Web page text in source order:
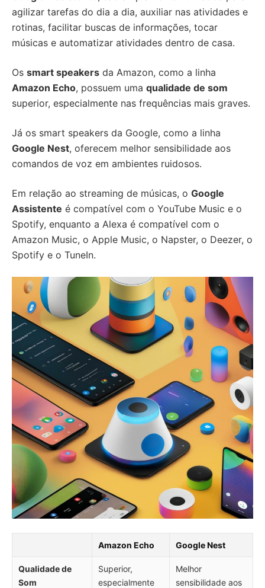
agilizar tarefas do dia a dia, auxiliar nas atividades e
rotinas, facilitar buscas de informações, tocar
músicas e automatizar atividades dentro de casa.
Os smart speakers da Amazon, como a linha
Amazon Echo, possuem uma qualidade de som
superior, especialmente nas frequências mais graves.
Já os smart speakers da Google, como a linha
Google Nest, oferecem melhor sensibilidade aos
comandos de voz em ambientes ruidosos.
Em relação ao streaming de músicas, o Google
Assistente é compatível com o YouTube Music e o
Spotify, enquanto a Alexa é compatível com o
Amazon Music, o Apple Music, o Napster, o Deezer, o
Spotify e o TuneIn.
Amazon Echo Google Nest
Qualidade de
Som
Superior,
especialmente
Melhor
sensibilidade aos